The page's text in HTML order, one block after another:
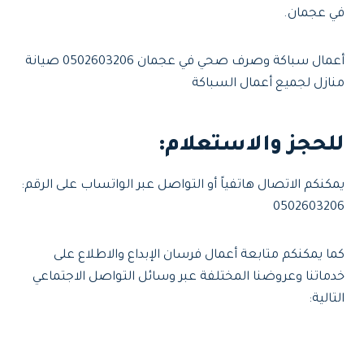
في عجمان.
أعمال سباكة وصرف صحي في عجمان 0502603206 صيانة
منازل لجميع أعمال السباكة
للحجز والاستعلام:
يمكنكم الاتصال هاتفياً أو التواصل عبر الواتساب على الرقم:
0502603206
كما يمكنكم متابعة أعمال فرسان الإبداع والاطلاع على
خدماتنا وعروضنا المختلفة عبر وسائل التواصل الاجتماعي
التالية: